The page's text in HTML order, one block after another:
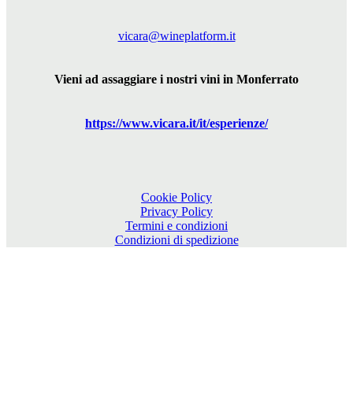
vicara@wineplatform.it
Vieni ad assaggiare i nostri vini in Monferrato
https://www.vicara.it/it/esperienze/
Cookie Policy
Privacy Policy
Termini e condizioni
Condizioni di spedizione